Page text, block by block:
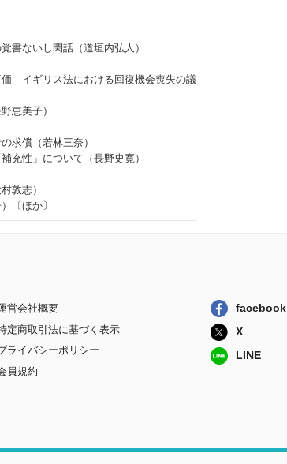
書ないし閑話（道垣内弘人）
―イギリス法における回復機会喪失の議
恵美子）
求償（若林三奈）
充性」について（長野史寛）
敦志）
〔ほか〕
営会社概要
定商取引法に基づく表示
ライバシーポリシー
員規約
facebook
X
LINE